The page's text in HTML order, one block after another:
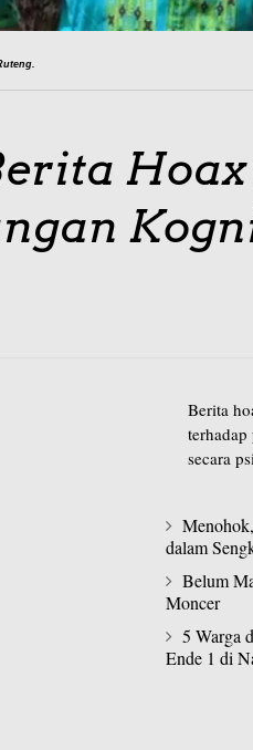
Berita
secara
dalam
Belum
Moncer
5 Warga
Ende 1 di